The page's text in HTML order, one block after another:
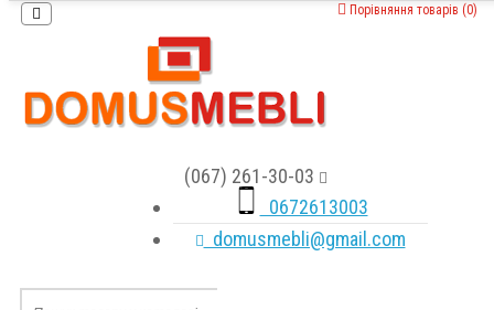
Порівняння товарів (0)
(067) 261-30-03
0672613003
domusmebli@gmail.com